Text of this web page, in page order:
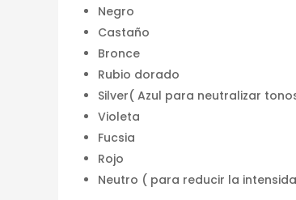
Negro
Castaño
Bronce
Rubio dorado
Silver( Azul para neutralizar
Violeta
Fucsia
Rojo
Neutro ( para reducir la